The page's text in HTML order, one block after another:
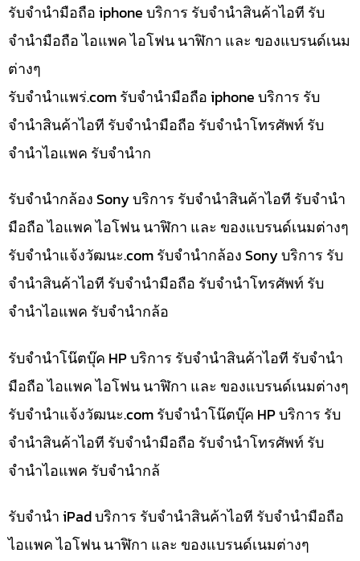
รับจำนำมือถือ iphone บริการ รับจำนำสินค้าไอที รับ
จำนำมือถือ ไอแพค ไอโฟน นาฬิกา และ ของแบรนด์เนม
ต่างๆ
รับจํานําแพร่.com รับจำนำมือถือ iphone บริการ รับ
จำนำสินค้าไอที รับจำนำมือถือ รับจำนำโทรศัพท์ รับ
จำนำไอแพค รับจำนำก
รับจำนำกล้อง Sony บริการ รับจำนำสินค้าไอที รับจำนำ
มือถือ ไอแพค ไอโฟน นาฬิกา และ ของแบรนด์เนมต่างๆ
รับจํานําแจ้งวัฒนะ.com รับจำนำกล้อง Sony บริการ รับ
จำนำสินค้าไอที รับจำนำมือถือ รับจำนำโทรศัพท์ รับ
จำนำไอแพค รับจำนำกล้อ
รับจำนำโน๊ตบุ๊ค HP บริการ รับจำนำสินค้าไอที รับจำนำ
มือถือ ไอแพค ไอโฟน นาฬิกา และ ของแบรนด์เนมต่างๆ
รับจํานําแจ้งวัฒนะ.com รับจำนำโน๊ตบุ๊ค HP บริการ รับ
จำนำสินค้าไอที รับจำนำมือถือ รับจำนำโทรศัพท์ รับ
จำนำไอแพค รับจำนำกล้
รับจำนำ iPad บริการ รับจำนำสินค้าไอที รับจำนำมือถือ
ไอแพค ไอโฟน นาฬิกา และ ของแบรนด์เนมต่างๆ